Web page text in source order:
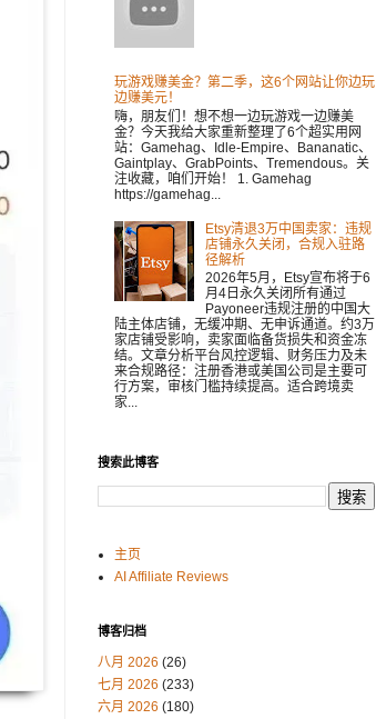
玩游戏赚美金？第二季，这6个网站让你边玩
边赚美元！
嗨，朋友们！想不想一边玩游戏一边赚美
金？今天我给大家重新整理了6个超实用网
站：Gamehag、Idle-Empire、Bananatic、
Gaintplay、GrabPoints、Tremendous。关
注收藏，咱们开始！ 1. Gamehag
https://gamehag...
Etsy清退3万中国卖家：违规
店铺永久关闭，合规入驻路
径解析
2026年5月，Etsy宣布将于6
月4日永久关闭所有通过
Payoneer违规注册的中国大
陆主体店铺，无缓冲期、无申诉通道。约3万
家店铺受影响，卖家面临备货损失和资金冻
结。文章分析平台风控逻辑、财务压力及未
来合规路径：注册香港或美国公司是主要可
行方案，审核门槛持续提高。适合跨境卖
家...
搜索此博客
主页
AI Affiliate Reviews
博客归档
八月 2026 (26)
七月 2026 (233)
六月 2026 (180)